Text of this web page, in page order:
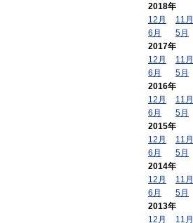
2018年
12月
11月
6月
5月
2017年
12月
11月
6月
5月
2016年
12月
11月
6月
5月
2015年
12月
11月
6月
5月
2014年
12月
11月
6月
5月
2013年
12月
11月